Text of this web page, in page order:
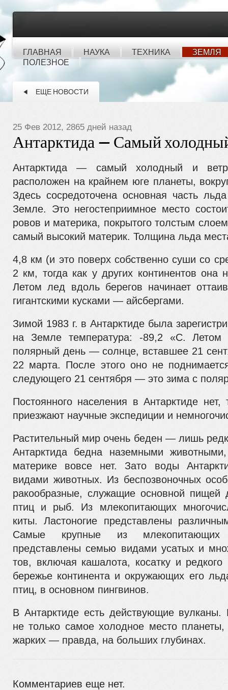
ГЛАВНАЯ НАУКА ТЕХНИКА
ЗЕМЛЯ
ПОЛЕЗНОЕ
ЕЩЕ НОВОСТИ
25 Фев 2012, 2865 дней назад
Антарктида — Самый
Антарктида — самый холодный и
расположен на крайнем юге планеты,
Здесь сосредоточена основная часть
Земле. Это негостеприимное место
ровов и материка, покрытого толстым
самый высокий материк. Толщина льда
4,8 км (и это поверх собственно суши со
2 км, тогда как у других континентов она
Летом лед вдоль берегов начинает
гигантскими кусками — айсбергами.
Зимой 1983 г. в Антарктиде была
на Земле тем­пература: -89,2 «С. Летом
полярный день — солнце, вставшее 21
22 марта. После этого оно не
следующего 21 сентября — это зима с
Постоянного населения в Антарктиде
приезжают на­учные экспедиции и
Растительный мир очень беден — лишь
Антаркти­да бедна наземными
материке вовсе нет. Зато воды
видами животных. Из беспозвоночных
ракообразные, служащие основной пищей
птиц и рыб. Из млекопитающих
киты. Ластоногие представлены
Самые крупные из
представлены семью видами усатых и
тов, включая кашалота, косатку и
бережье континента и окружающих его
птиц, в основном пингвинов.
В Антарктиде есть действующие
не только самое холодное место
жарких — правда, на больших глубинах.
Комментариев еще нет.